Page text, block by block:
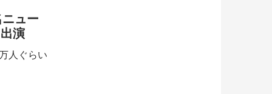
ュー
演
人ぐらい